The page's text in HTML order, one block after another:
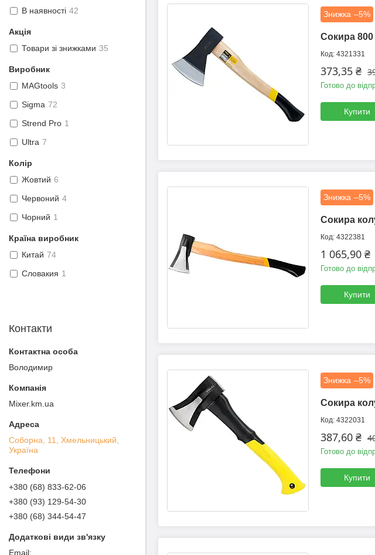
–5%
Сокира 800
4321331
373,35 ₴
Готово до
Купити
–5%
Сокира
4322381
1 065,90 ₴
Готово до
Купити
–5%
Сокира
4322031
387,60 ₴
Готово до
Купити
В наявності 42
Акція
Товари зі знижками 35
Виробник
MAGtools 3
Sigma 72
Strend Pro 1
Ultra 7
Колір
Жовтий 6
Червоний 4
Чорний 1
Країна виробник
Китай 74
Словакия 1
Контакти
Володимир
Mixer.km.ua
Соборна, 11, Хмельницький,
Україна
+380 (68) 833-62-06
+380 (93) 129-54-30
+380 (68) 344-54-47